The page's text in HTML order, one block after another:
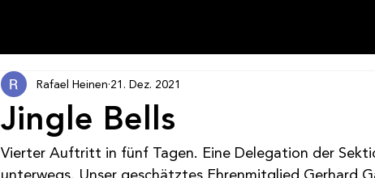
Jingle Bells
Rafael Heinen 21. Dez. 2021
Vierter Auftritt in fünf Tagen. Eine Delegation der